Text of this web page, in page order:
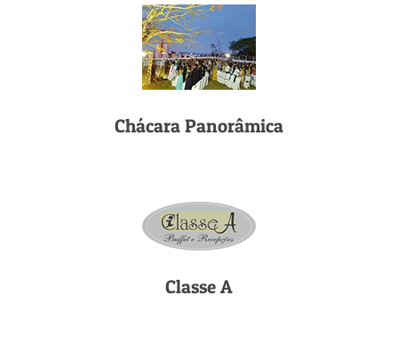
Chácara Panorâmica
Classe A